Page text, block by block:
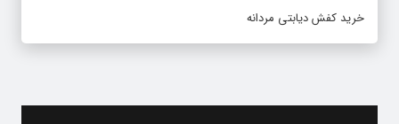
خرید کفش دیابتی مردانه